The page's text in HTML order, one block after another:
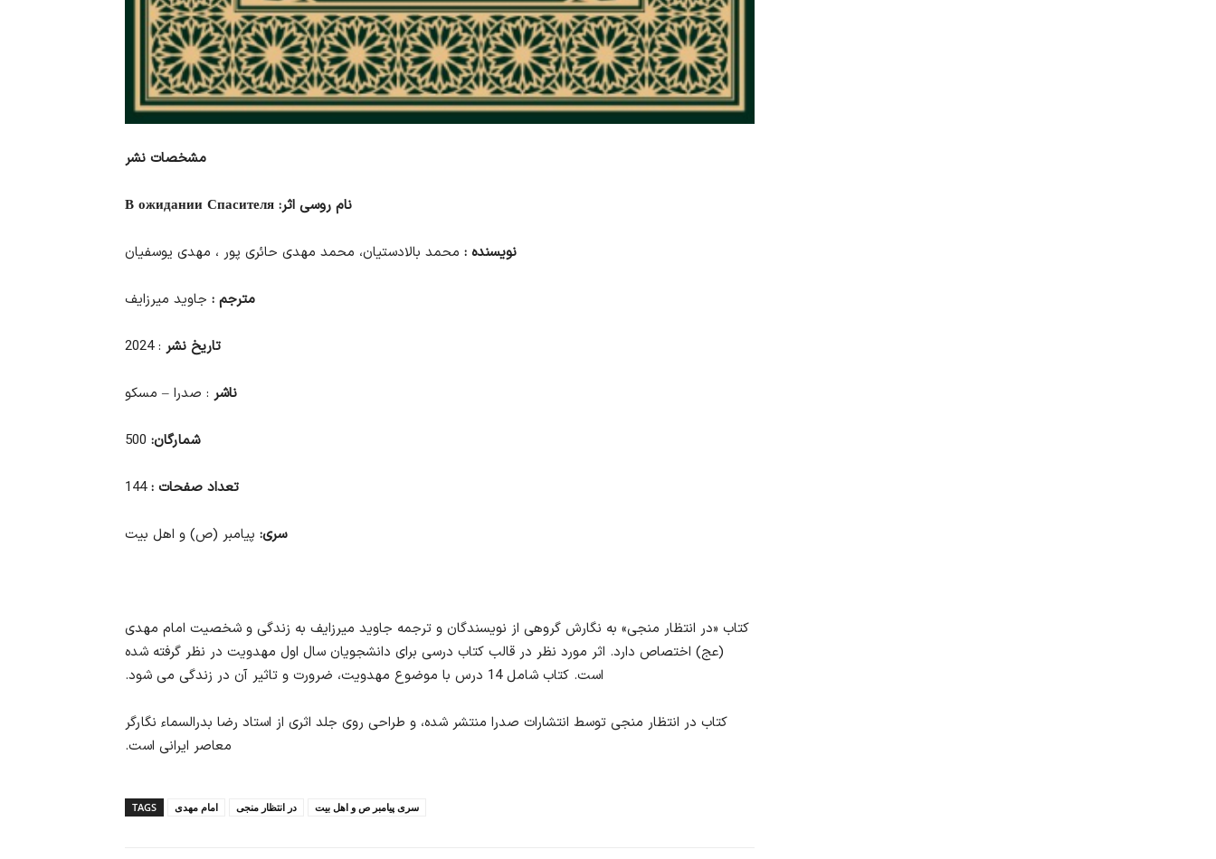
مشخصات نشر
نام روسی اثر: В ожидании Спасителя
نویسنده : محمد بالادستیان، محمد مهدی حائری پور ، مهدی یوسفیان
مترجم : جاوید میرزایف
تاریخ نشر :
2024
ناشر : صدرا – مسکو
شمارگان: 500
تعداد صفحات :144
سری: پیامبر (ص) و اهل بیت
کتاب «در انتظار منجی» به نگارش گروهی از نویسندگان و ترجمه جاوید میرزایف به زندگی و شخصیت امام مهدی
(عج) اختصاص دارد. اثر مورد نظر در قالب کتاب درسی برای دانشجویان سال اول مهدویت در نظر گرفته شده
است. کتاب شامل 14 درس با موضوع مهدویت، ضرورت و تاثیر آن در زندگی می شود.
کتاب در انتظار منجی توسط انتشارات صدرا منتشر شده، و طراحی روی جلد اثری از استاد رضا بدرالسماء نگارگر
معاصر ایرانی است.
TAGS امام مهدی در انتظار منجی سری پیامبر ص و اهل بیت